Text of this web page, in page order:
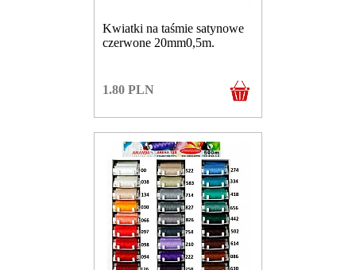
Kwiatki na taśmie satynowe
czerwone 20mm0,5m.
1.80 PLN